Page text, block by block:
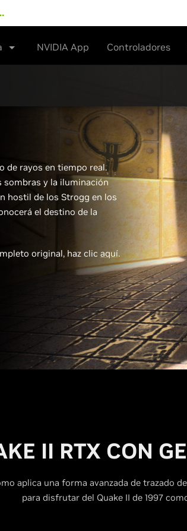
NVIDIA App Controladores
de rayos en tiempo real.
sombras y la iluminación
hostil de los Strogg en los
el destino de la
original, haz clic aquí.
II RTX CON G
aplica una forma avanzada de trazado
para disfrutar del Quake II de 1997